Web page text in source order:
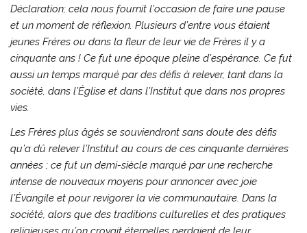
Déclaration; cela nous fournit l’occasion de faire une pause
et un moment de réflexion. Plusieurs d’entre vous étaient
jeunes Frères ou dans la fleur de leur vie de Frères il y a
cinquante ans ! Ce fut une époque pleine d’espérance. Ce fut
aussi un temps marqué par des défis à relever, tant dans la
société, dans l’Église et dans l’Institut que dans nos propres
vies.
Les Frères plus âgés se souviendront sans doute des défis
qu’a dû relever l’Institut au cours de ces cinquante dernières
années ; ce fut un demi-siècle marqué par une recherche
intense de nouveaux moyens pour annoncer avec joie
l’Évangile et pour revigorer la vie communautaire. Dans la
société, alors que des traditions culturelles et des pratiques